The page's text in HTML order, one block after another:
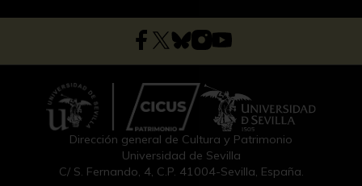
Dirección general de Cultura y Patrimonio
Universidad de Sevilla
C/ S. Fernando, 4, C.P. 41004-Sevilla, España.